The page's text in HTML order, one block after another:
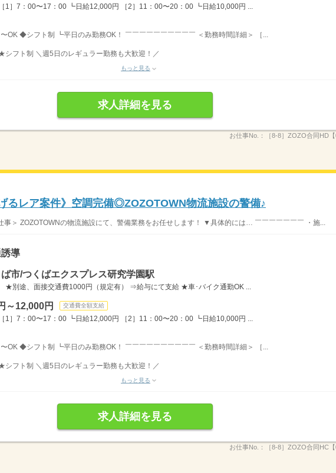
1］7：00〜17：00 ┗日給12,000円 ［2］11：00〜20：00 ┗日給10,000円 ...
OK ◆シフト制 ┗平日のみ勤務OK！ ￣￣￣￣￣￣￣￣￣￣ ＜勤務時間詳細＞ ［...
フト制 ＼週5日のレギュラー勤務も大歓迎！／
もっと見る
求人詳細を見る
お仕事No.： ［8-8］ZOZO合同HD
るレア案件》空調完備◎ZOZOTOWN物流施設の警備♪
事＞ ZOZOTOWNの物流施設にて、警備業務をお任せします！ ▼具体的には… ￣￣￣￣￣￣￣ ・施...
導
市/つくばエクスプレス研究学園駅
★別途、面接交通費1000円（規定有） ⇒給与にて支給 ★車･バイク通勤OK ...
～12,000円 交通費全額支給
1］7：00〜17：00 ┗日給12,000円 ［2］11：00〜20：00 ┗日給10,000円 ...
OK ◆シフト制 ┗平日のみ勤務OK！ ￣￣￣￣￣￣￣￣￣￣ ＜勤務時間詳細＞ ［...
フト制 ＼週5日のレギュラー勤務も大歓迎！／
もっと見る
求人詳細を見る
お仕事No.： ［8-8］ZOZO合同HC